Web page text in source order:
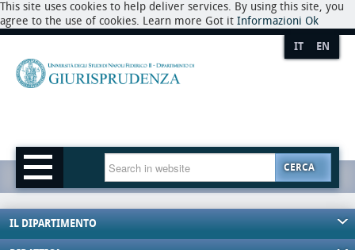
This site uses cookies to help deliver services. By using this site, you
agree to the use of cookies. Learn more Got it Informazioni Ok
IT EN
CERCA
IL DIPARTIMENTO